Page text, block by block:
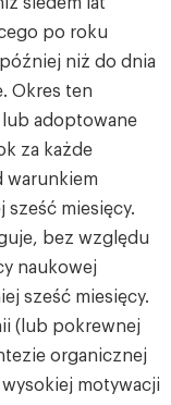
po roku
niż do dnia
Okres ten
lub adoptowane
za każde
warunkiem
sześć miesięcy.
bez względu
naukowej
sześć miesięcy.
(lub pokrewnej
organicznej
motywacji